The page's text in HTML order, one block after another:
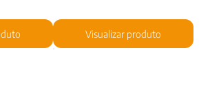
Visualizar produto